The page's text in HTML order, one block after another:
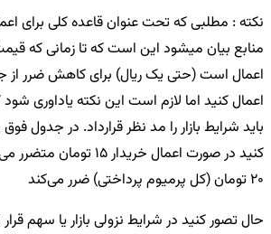
نکته : مطلبی که تحت عنوان قاعده کلی برای
منابع بیان میشود این است که تا زمانی که
اعمال است (حتی یک ریال) برای کاهش ضرر از
اعمال کنید اما لازم است این نکته یاداوری شود
باید شرایط بازار را مد نظر قرارداد. در جدول
کنید در صورت اعمال خریدار
20 تومان (کل پرمیوم پرداختی) ضرر می‌کند
حال تصور کنید در شرایط نزولی بازار یا سهم